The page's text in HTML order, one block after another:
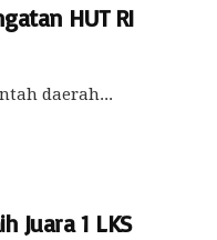
HUT RI
daerah...
Juara 1 LKS